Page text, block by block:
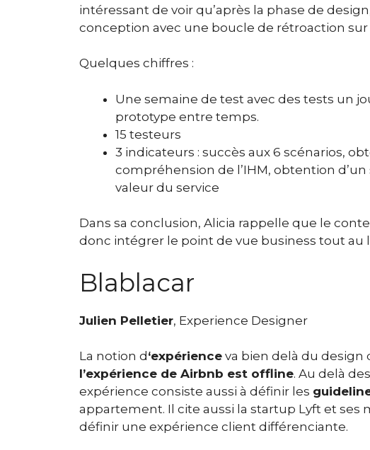
intéressant de voir qu’après la phase de
conception avec une boucle de rétroaction
Quelques chiffres :
Une semaine de test avec des tests un
prototype entre temps.
15 testeurs
3 indicateurs : succès aux 6 scénarios,
compréhension de l’IHM, obtention d’un
valeur du service
Dans sa conclusion, Alicia rappelle que le
donc intégrer le point de vue business tout au
Blablacar
Julien Pelletier, Experience Designer
La notion d ‘expérience va bien delà du design
l’expérience de Airbnb est offline. Au delà
expérience consiste aussi à définir les
appartement. Il cite aussi la startup Lyft et ses
définir une expérience client différenciante.